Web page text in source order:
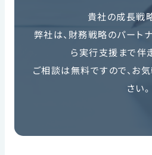
貴社の成長戦
弊社は、財務戦略のパート
ら実行支援まで伴
ご相談は無料ですので、お
さい。